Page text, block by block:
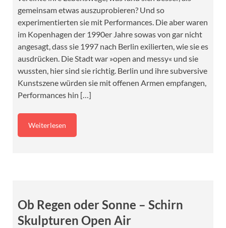
gemeinsam etwas auszuprobieren? Und so
experimentierten sie mit Performances. Die aber waren
im Kopenhagen der 1990er Jahre sowas von gar nicht
angesagt, dass sie 1997 nach Berlin exilierten, wie sie es
ausdrücken. Die Stadt war »open and messy« und sie
wussten, hier sind sie richtig. Berlin und ihre subversive
Kunstszene würden sie mit offenen Armen empfangen,
Performances hin […]
Weiterlesen
Ob Regen oder Sonne – Schirn
Skulpturen Open Air